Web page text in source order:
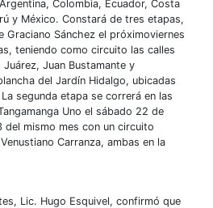
Colombia, Ecuador, Costa
y México. Constará de tres etapas,
Graciano Sánchez el próximoviernes
teniendo como circuito las calles
Juan Bustamante y
del Jardín Hidalgo, ubicadas
segunda etapa se correrá en las
Uno el sábado 22 de
del mismo mes con un circuito
Carranza, ambas en la
Lic. Hugo Esquivel, confirmó que